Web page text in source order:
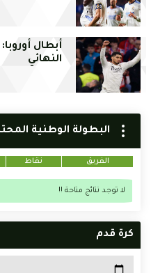
أبطال
النهائي
البطولة الوطنية
الفريق نقاط
لا توجد نتائج متاحة !!
كرة قدم